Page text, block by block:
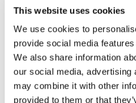
This website uses cookies
We use cookies to
provide social media
We also share information
our social media, advertising
may combine it with other
provided to them or that
inglese in Corso
delleultime aperture
Milano. Situata in
signorile è
mezzi di superficie